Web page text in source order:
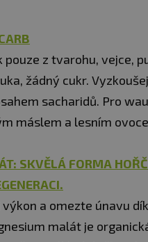
z tvarohu, vejce,
žádný cukr.
sacharidů. Pro wau
máslem a lesním
SKVĚLÁ FORMA
a omezte únavu
malát je